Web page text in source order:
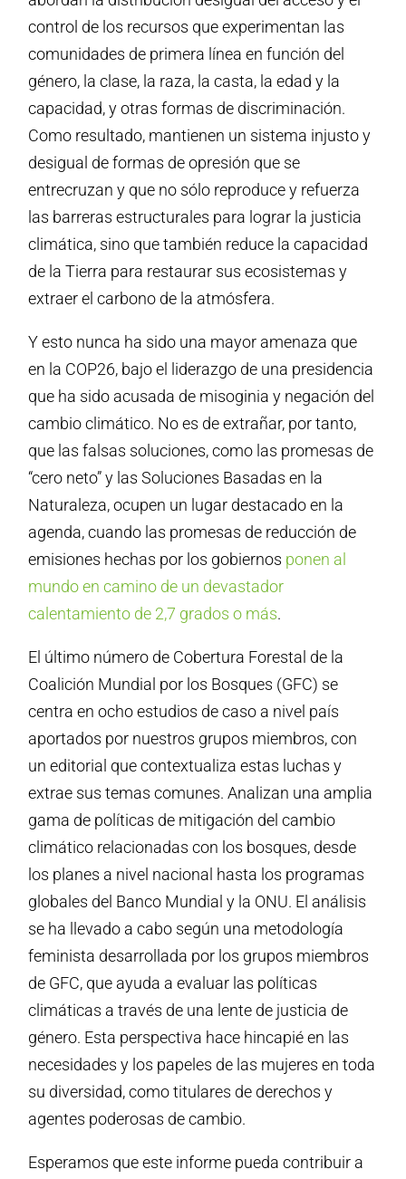
control de los recursos que experimentan las
comunidades de primera línea en función del
género, la clase, la raza, la casta, la edad y la
capacidad, y otras formas de discriminación.
Como resultado, mantienen un sistema injusto y
desigual de formas de opresión que se
entrecruzan y que no sólo reproduce y refuerza
las barreras estructurales para lograr la justicia
climática, sino que también reduce la capacidad
de la Tierra para restaurar sus ecosistemas y
extraer el carbono de la atmósfera.
Y esto nunca ha sido una mayor amenaza que
en la COP26, bajo el liderazgo de una presidencia
que ha sido acusada de misoginia y negación del
cambio climático. No es de extrañar, por tanto,
que las falsas soluciones, como las promesas de
“cero neto” y las Soluciones Basadas en la
Naturaleza, ocupen un lugar destacado en la
agenda, cuando las promesas de reducción de
emisiones hechas por los gobiernos ponen al
mundo en camino de un devastador
calentamiento de 2,7 grados o más.
El último número de Cobertura Forestal de la
Coalición Mundial por los Bosques (GFC) se
centra en ocho estudios de caso a nivel país
aportados por nuestros grupos miembros, con
un editorial que contextualiza estas luchas y
extrae sus temas comunes. Analizan una amplia
gama de políticas de mitigación del cambio
climático relacionadas con los bosques, desde
los planes a nivel nacional hasta los programas
globales del Banco Mundial y la ONU. El análisis
se ha llevado a cabo según una metodología
feminista desarrollada por los grupos miembros
de GFC, que ayuda a evaluar las políticas
climáticas a través de una lente de justicia de
género. Esta perspectiva hace hincapié en las
necesidades y los papeles de las mujeres en toda
su diversidad, como titulares de derechos y
agentes poderosas de cambio.
Esperamos que este informe pueda contribuir a